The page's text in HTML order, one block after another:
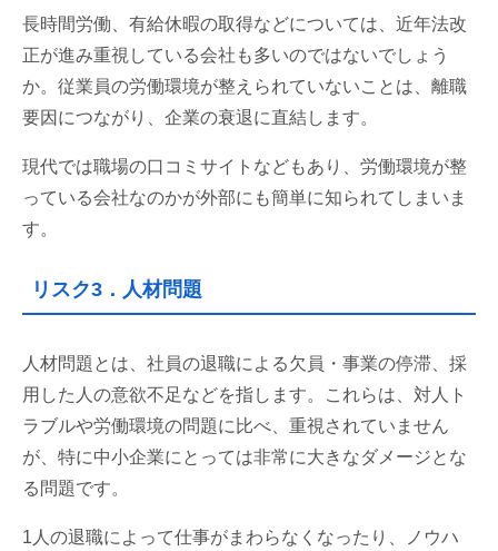
長時間労働、有給休暇の取得などについては、近年法改
正が進み重視している会社も多いのではないでしょう
か。従業員の労働環境が整えられていないことは、離職
要因につながり、企業の衰退に直結します。
現代では職場の口コミサイトなどもあり、労働環境が整
っている会社なのかが外部にも簡単に知られてしまいま
す。
リスク3．人材問題
人材問題とは、社員の退職による欠員・事業の停滞、採
用した人の意欲不足などを指します。これらは、対人ト
ラブルや労働環境の問題に比べ、重視されていません
が、特に中小企業にとっては非常に大きなダメージとな
る問題です。
1人の退職によって仕事がまわらなくなったり、ノウハ